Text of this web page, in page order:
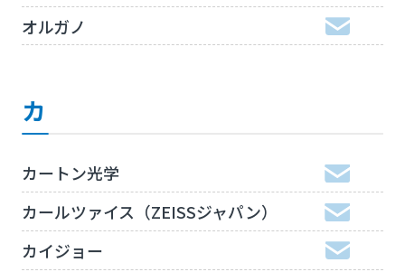
オルガノ
カ
カートン光学
カールツァイス（ZEISSジャパン）
カイジョー